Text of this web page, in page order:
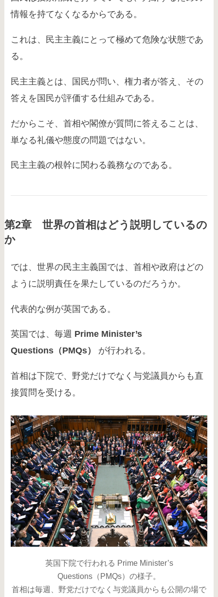
情報を持てなくなるからである。
これは、民主主義にとって極めて危険な状態であ
る。
民主主義とは、国民が問い、権力者が答え、その
答えを国民が評価する仕組みである。
だからこそ、首相や閣僚が質問に答えることは、
単なる礼儀や態度の問題ではない。
民主主義の根幹に関わる義務なのである。
第2章 世界の首相はどう説明しているの
か
では、世界の民主主義国では、首相や政府はどの
ように説明責任を果たしているのだろうか。
代表的な例が英国である。
英国では、毎週 Prime Minister’s
Questions（PMQs）
が行われる。
首相は下院で、野党だけでなく与党議員からも直
接質問を受ける。
英国下院で行われる Prime Minister’s
Questions（PMQs）の様子。
首相は毎週、野党だけでなく与党議員からも公開の場で